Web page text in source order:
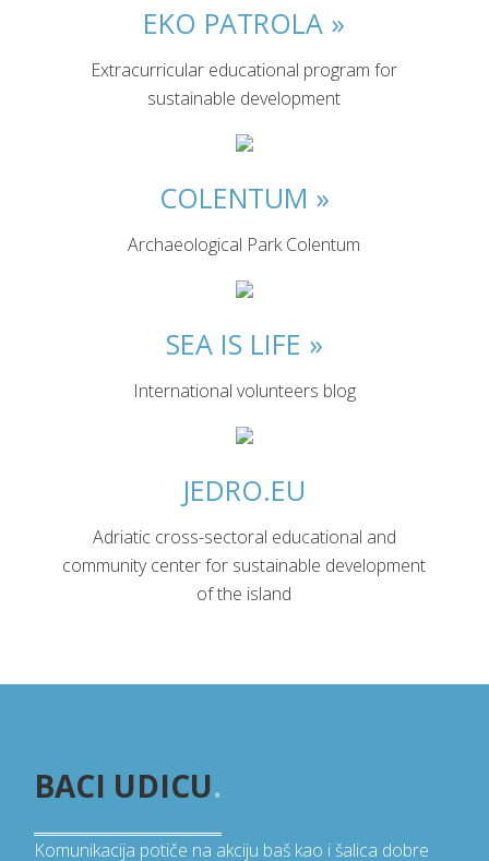
EKO PATROLA »
Extracurricular educational program for
sustainable development
COLENTUM »
Archaeological Park Colentum
SEA IS LIFE »
International volunteers blog
JEDRO.EU
Adriatic cross-sectoral educational and
community center for sustainable development
of the island
BACI UDICU.
Komunikacija potiče na akciju baš kao i šalica dobre